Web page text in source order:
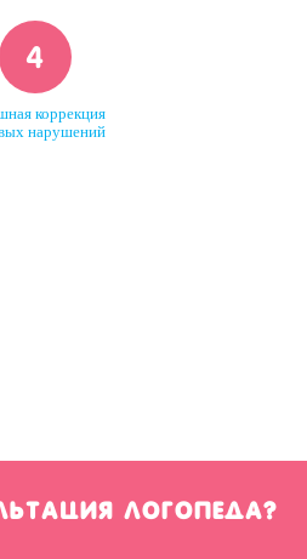
4
коррекция
нарушений
логопеда?